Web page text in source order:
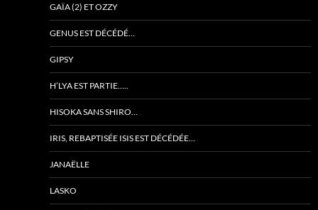
GAÏA (2) ET OZZY
GENUS EST DÉCÉDÉ…
GIPSY
H’LYA EST PARTIE…..
HISOKA SANS SHIRO…
IRIS, REBAPTISÉE ISIS EST DÉCÉDÉE…
JANAËLLE
LASKO